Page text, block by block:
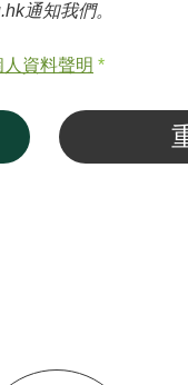
通知我們。
資料聲明 *